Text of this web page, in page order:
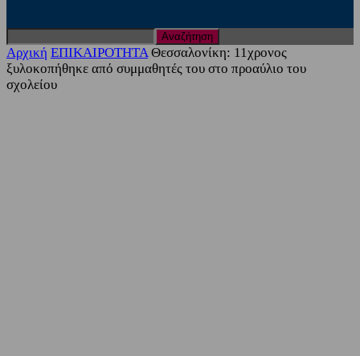
Αρχική ΕΠΙΚΑΙΡΟΤΗΤΑ Θεσσαλονίκη: 11χρονος
ξυλοκοπήθηκε από συμμαθητές του στο προαύλιο του
σχολείου